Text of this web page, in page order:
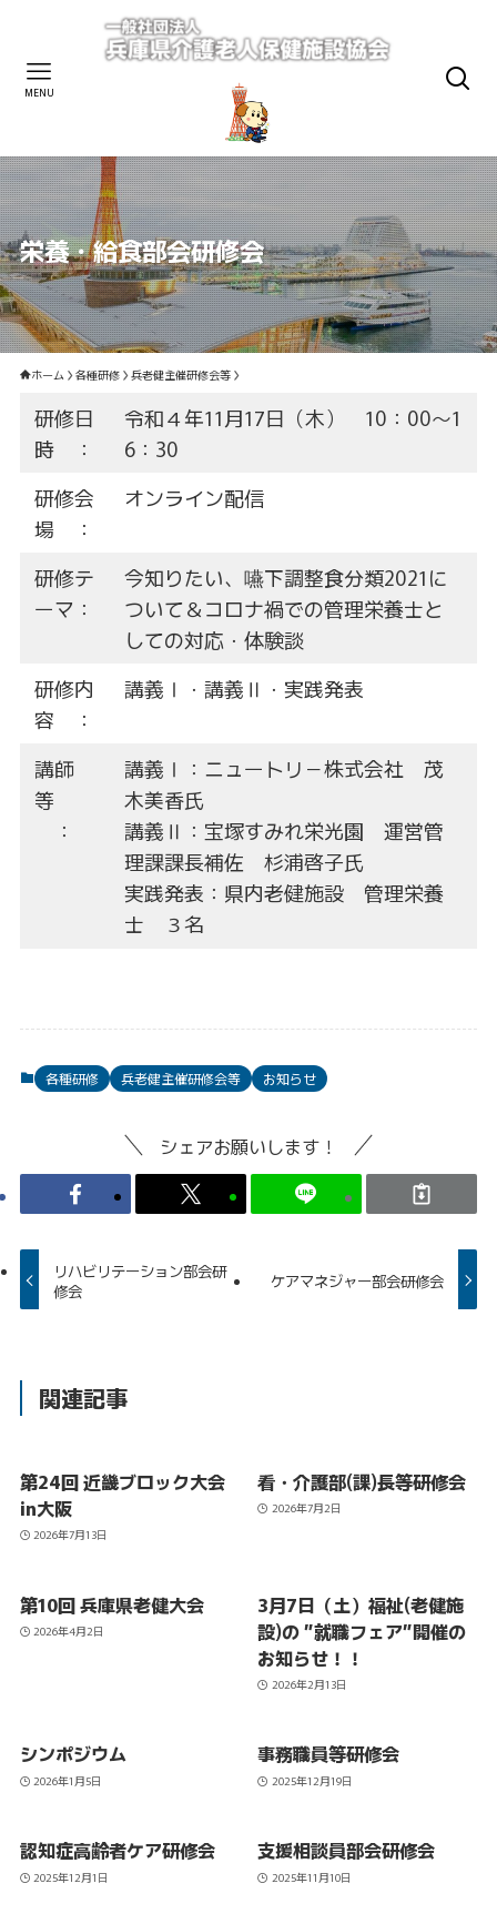
MENU
栄養・給食部会研修会
ホーム 各種研修 兵老健主催研修会等
研修日
時 ：
令和４年11月17日（木） 10：00～1
6：30
研修会
場 ：
オンライン配信
研修テ
ーマ：
今知りたい、嚥下調整食分類2021に
ついて＆コロナ禍での管理栄養士と
しての対応・体験談
研修内
容 ：
講義Ⅰ・講義Ⅱ・実践発表
講師
等
：
講義Ⅰ：ニュートリ－株式会社 茂
木美香氏
講義Ⅱ：宝塚すみれ栄光園 運営管
理課課長補佐 杉浦啓子氏
実践発表：県内老健施設 管理栄養
士 ３名
各種研修 兵老健主催研修会等 お知らせ
シェアお願いします！
リハビリテーション部会研
修会
ケアマネジャー部会研修会
関連記事
第24回 近畿ブロック大会
in大阪
2026年7月13日
看・介護部(課)長等研修会
2026年7月2日
第10回 兵庫県老健大会
2026年4月2日
3月7日（土）福祉(老健施
設)の ”就職フェア”開催の
お知らせ！！
2026年2月13日
シンポジウム
2026年1月5日
事務職員等研修会
2025年12月19日
認知症高齢者ケア研修会
2025年12月1日
支援相談員部会研修会
2025年11月10日